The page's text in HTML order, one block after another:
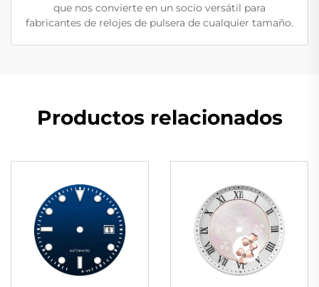
que nos convierte en un socio versátil para
fabricantes de relojes de pulsera de cualquier tamaño.
Productos relacionados